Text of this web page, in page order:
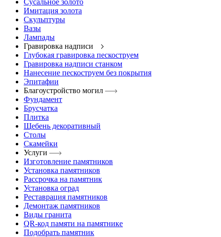
Сусальное золото
Имитация золота
Скульптуры
Вазы
Лампады
Гравировка надписи
Глубокая гравировка пескоструем
Гравировка надписи станком
Нанесение пескоструем без покрытия
Эпитафии
Благоустройство могил
Фундамент
Брусчатка
Плитка
Щебень декоративный
Столы
Скамейки
Услуги
Изготовление памятников
Установка памятников
Рассрочка на памятник
Установка оград
Реставрация памятников
Демонтаж памятников
Виды гранита
QR-код памяти на памятнике
Подобрать памятник